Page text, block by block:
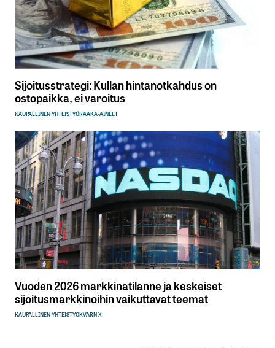
Sijoitusstrategi: Kullan hintanotkahdus on
ostopaikka, ei varoitus
KAUPALLINEN YHTEISTYÖRAAKA-AINEET
Vuoden 2026 markkinatilanne ja keskeiset
sijoitusmarkkinoihin vaikuttavat teemat
KAUPALLINEN YHTEISTYÖKVARN X